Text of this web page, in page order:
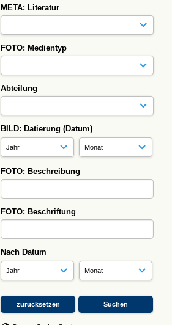
META: Literatur
FOTO: Medientyp
Abteilung
BILD: Datierung (Datum)
FOTO: Beschreibung
FOTO: Beschriftung
Nach Datum